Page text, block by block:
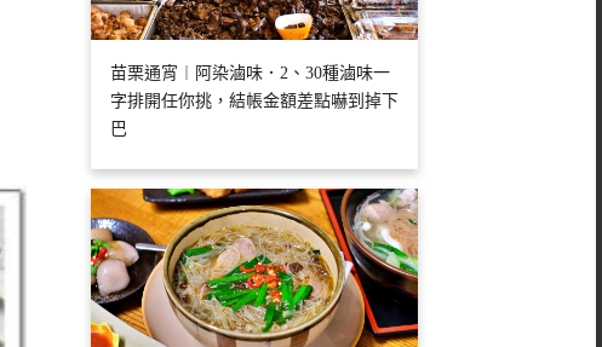
苗栗通宵︱阿染滷味．2、30種滷味一
字排開任你挑，結帳金額差點嚇到掉下
巴